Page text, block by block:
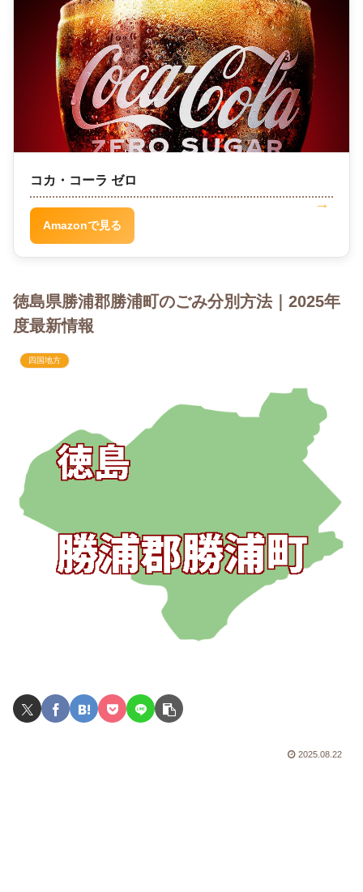
コカ・コーラ ゼロ
Amazonで見る
徳島県勝浦郡勝浦町のごみ分別方法｜2025年
度最新情報
四国地方
2025.08.22